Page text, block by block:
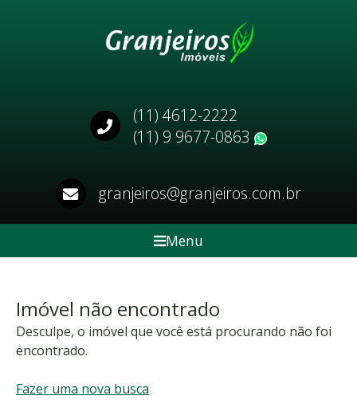
(11) 4612-2222
(11) 9 9677-0863
granjeiros@granjeiros.com.br
Menu
Imóvel não encontrado
Desculpe, o imóvel que você está procurando não foi
encontrado.
Fazer uma nova busca